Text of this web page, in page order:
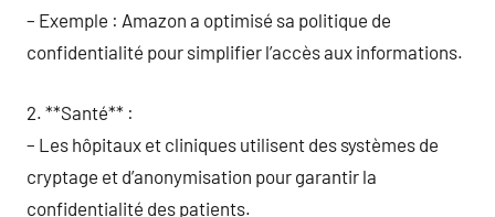
– Exemple : Amazon a optimisé sa politique de
confidentialité pour simplifier l’accès aux informations.
2. **Santé** :
– Les hôpitaux et cliniques utilisent des systèmes de
cryptage et d’anonymisation pour garantir la
confidentialité des patients.